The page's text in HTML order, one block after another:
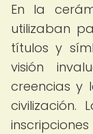
En la
utilizaban
títulos y
visión
creencias y
civilización.